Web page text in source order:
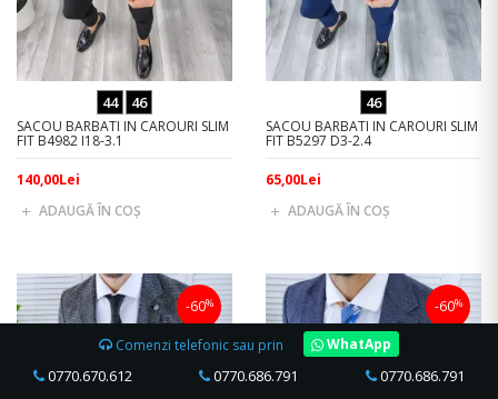
44 46
SACOU BARBATI IN CAROURI SLIM
FIT B4982 I18-3.1
140,00Lei
ADAUGĂ ÎN COŞ
46
SACOU BARBATI IN CAROURI SLIM
FIT B5297 D3-2.4
65,00Lei
ADAUGĂ ÎN COŞ
-60% -60%
Comenzi telefonic sau prin WhatApp
0770.670.612 0770.686.791 0770.686.791